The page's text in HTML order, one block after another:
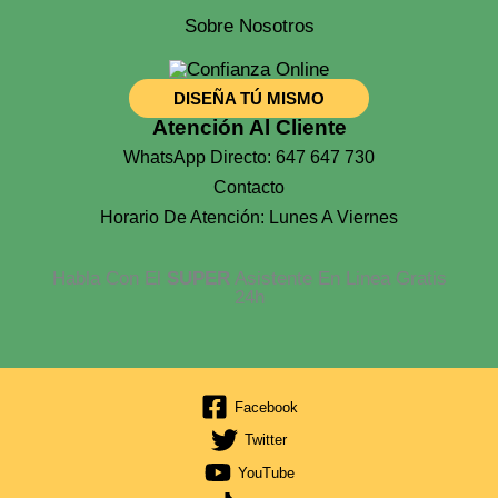
Sobre Nosotros
DISEÑA TÚ MISMO
Atención Al Cliente
WhatsApp Directo: 647 647 730
Contacto
Horario De Atención: Lunes A Viernes
Habla Con El SUPERAsistente En Linea Gratis
24h
Facebook
Twitter
YouTube